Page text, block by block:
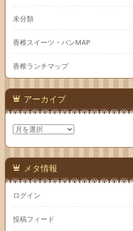
未分類
香椎スイーツ・パンMAP
香椎ランチマップ
アーカイブ
ア
ー
カ
イ
ブ メタ情報
ログイン
投稿フィード